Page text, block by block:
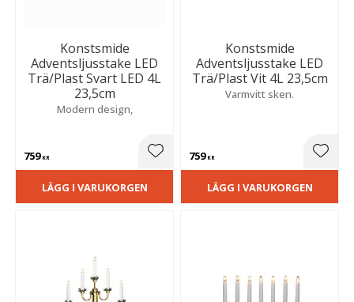
Konstsmide
Adventsljusstake LED
Trä/Plast Svart LED 4L
23,5cm
Modern design,
759KR Lägg till i favoriter
LÄGG I VARUKORGEN
Konstsmide
Adventsljusstake LED
Trä/Plast Vit 4L 23,5cm
Varmvitt sken.
759KR
LÄGG I VARUKORGEN